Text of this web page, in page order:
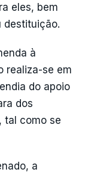
eles, bem
destituição.
à
realiza-se em
do apoio
dos
tal como se
a